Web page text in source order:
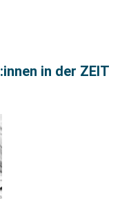
in der ZEIT